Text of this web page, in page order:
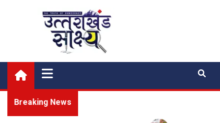
Uttarakhand Shakshya
My News Portal
Breaking News